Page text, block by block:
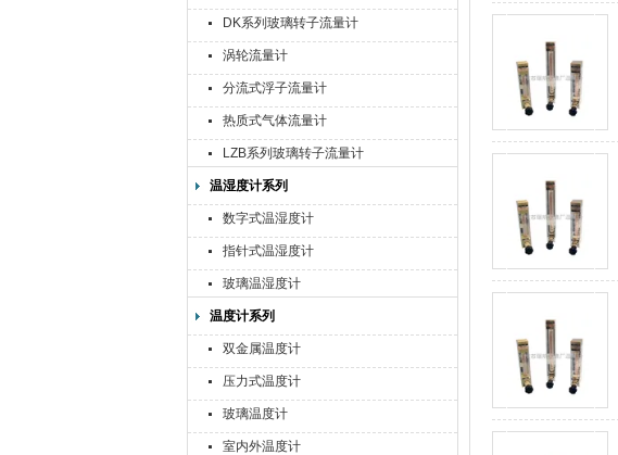
DK系列玻璃转子流量计
涡轮流量计
分流式浮子流量计
热质式气体流量计
LZB系列玻璃转子流量计
温湿度计系列
数字式温湿度计
指针式温湿度计
玻璃温湿度计
温度计系列
双金属温度计
压力式温度计
玻璃温度计
室内外温度计